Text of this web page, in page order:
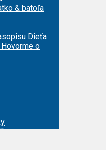
& batoľa
Dieťa
o